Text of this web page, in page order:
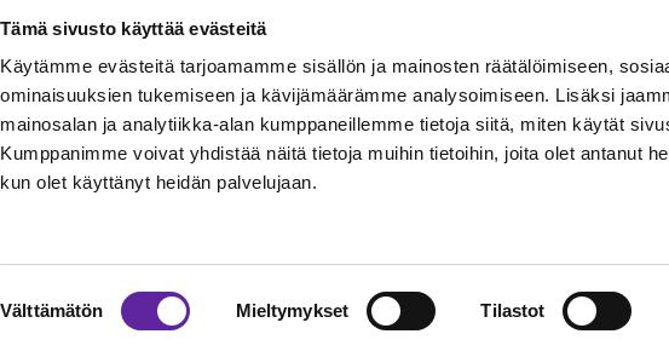
Tämä sivusto käyttää evästeitä
Käytämme evästeitä tarjoamamme sisällön ja mainosten räätälöimiseen,
ominaisuuksien tukemiseen ja kävijämäärämme analysoimiseen. Lisäksi
mainosalan ja analytiikka-alan kumppaneillemme tietoja siitä, miten käytät
Kumppanimme voivat yhdistää näitä tietoja muihin tietoihin, joita olet antanut
kun olet käyttänyt heidän palvelujaan.
Välttämätön Mieltymykset Tilastot
Historia
Eettiset ohjeetIlmoituskanava